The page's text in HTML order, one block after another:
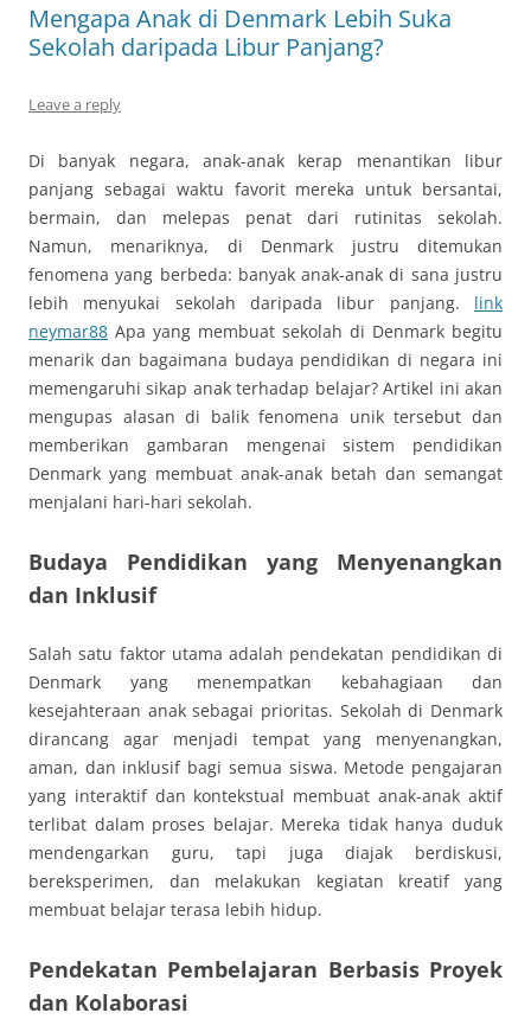
Mengapa Anak di Denmark Lebih Suka
Sekolah daripada Libur Panjang?
Leave a reply
Di banyak negara, anak-anak kerap menantikan libur
panjang sebagai waktu favorit mereka untuk bersantai,
bermain, dan melepas penat dari rutinitas sekolah.
Namun, menariknya, di Denmark justru ditemukan
fenomena yang berbeda: banyak anak-anak di sana justru
lebih menyukai sekolah daripada libur panjang. link
neymar88 Apa yang membuat sekolah di Denmark begitu
menarik dan bagaimana budaya pendidikan di negara ini
memengaruhi sikap anak terhadap belajar? Artikel ini akan
mengupas alasan di balik fenomena unik tersebut dan
memberikan gambaran mengenai sistem pendidikan
Denmark yang membuat anak-anak betah dan semangat
menjalani hari-hari sekolah.
Budaya Pendidikan yang Menyenangkan
dan Inklusif
Salah satu faktor utama adalah pendekatan pendidikan di
Denmark yang menempatkan kebahagiaan dan
kesejahteraan anak sebagai prioritas. Sekolah di Denmark
dirancang agar menjadi tempat yang menyenangkan,
aman, dan inklusif bagi semua siswa. Metode pengajaran
yang interaktif dan kontekstual membuat anak-anak aktif
terlibat dalam proses belajar. Mereka tidak hanya duduk
mendengarkan guru, tapi juga diajak berdiskusi,
bereksperimen, dan melakukan kegiatan kreatif yang
membuat belajar terasa lebih hidup.
Pendekatan Pembelajaran Berbasis Proyek
dan Kolaborasi